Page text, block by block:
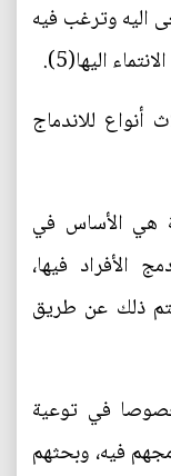
اليه وترغب فيه
اليها(5).
أنواع للاندماج
هي الأساس في
الأفراد فيها،
ذلك عن طريق
خصوصا في توعية
فيه، وبحثهم